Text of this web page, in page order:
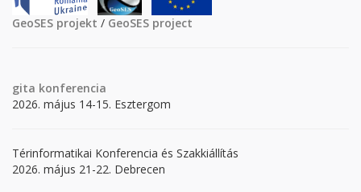
GeoSES projekt / GeoSES project
gita konferencia
2026. május 14-15. Esztergom
Térinformatikai Konferencia és Szakkiállítás
2026. május 21-22. Debrecen